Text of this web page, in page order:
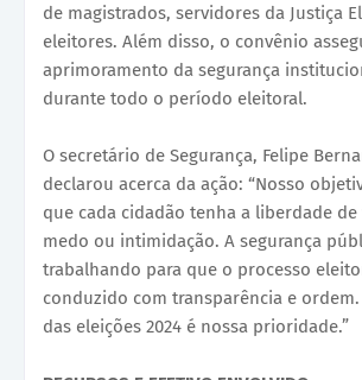
de magistrados, servidores da Justiça
eleitores. Além disso, o convênio
aprimoramento da segurança
durante todo o período eleitoral.
O secretário de Segurança, Felipe
declarou acerca da ação: “Nosso
que cada cidadão tenha a liberdade de
medo ou intimidação. A segurança
trabalhando para que o processo
conduzido com transparência e ordem.
das eleições 2024 é nossa prioridade.”